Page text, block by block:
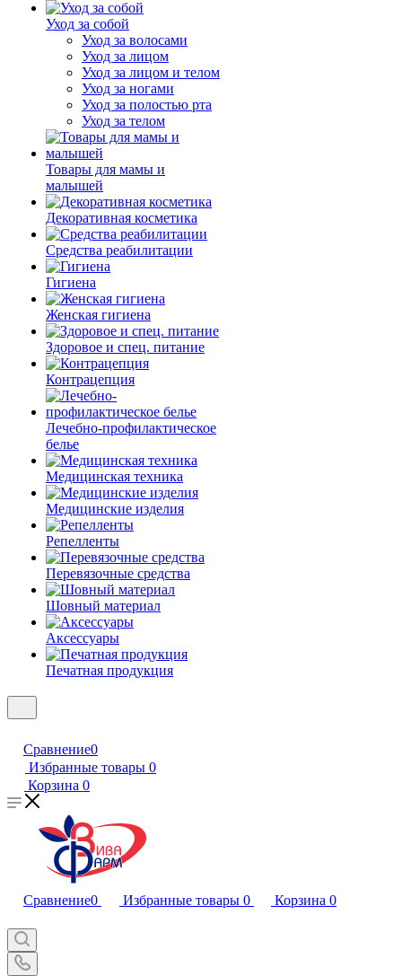
Уход за собой
Уход за волосами
Уход за лицом
Уход за лицом и телом
Уход за ногами
Уход за полостью рта
Уход за телом
Товары для мамы и
малышей
Декоративная косметика
Средства реабилитации
Гигиена
Женская гигиена
Здоровое и спец. питание
Контрацепция
Лечебно-профилактическое
белье
Медицинская техника
Медицинские изделия
Репелленты
Перевязочные средства
Шовный материал
Аксессуары
Печатная продукция
Сравнение0
Избранные товары 0
Корзина 0
Сравнение0 Избранные товары 0 Корзина 0